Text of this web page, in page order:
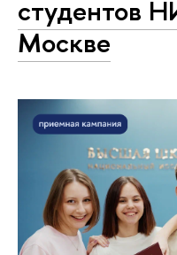
студентов
Москве